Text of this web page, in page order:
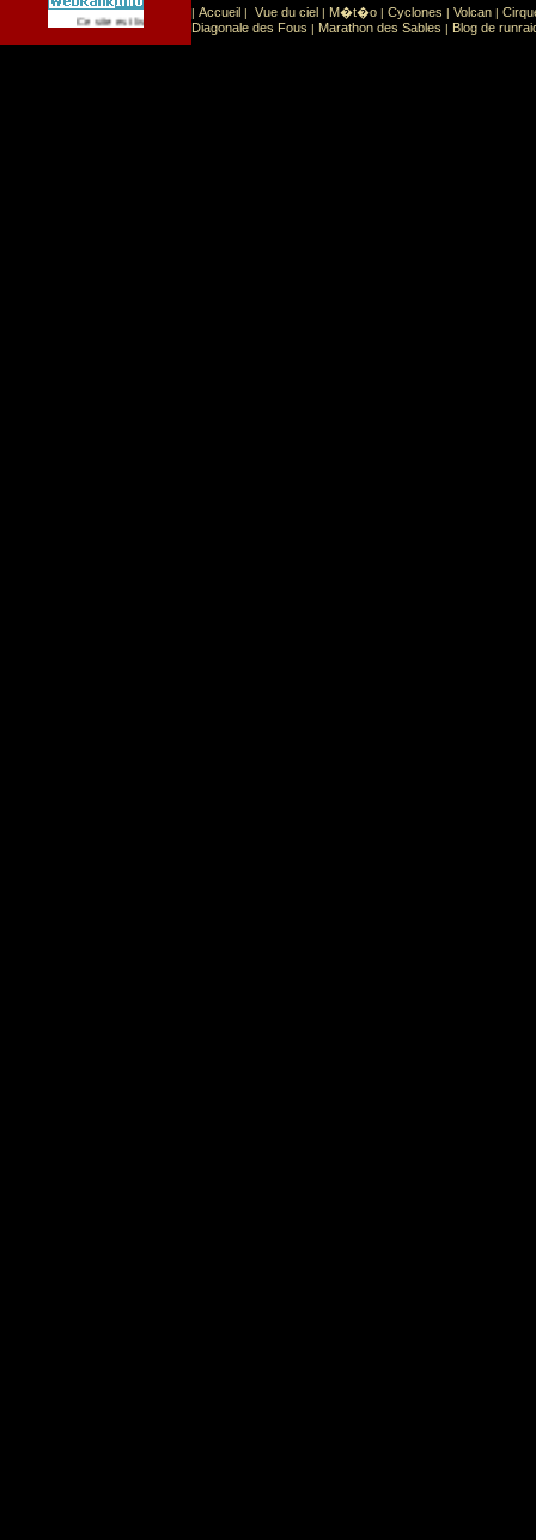
Ce site est list� dans la cat�gorie Sport: Sports extr�mes
| Accueil | Vue du ciel | M�t�o | Cyclones | Volcan |
Diagonale des Fous | Marathon des Sables | Blog de